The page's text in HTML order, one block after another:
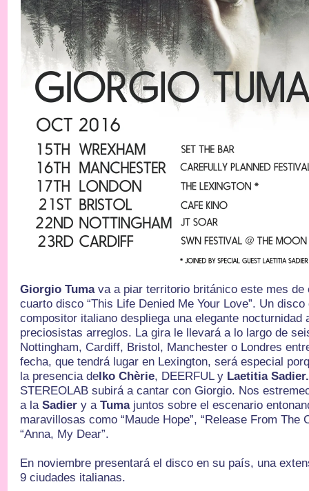
Giorgio Tumava a piar territorio británico este mes
cuarto disco “This Life Denied Me Your Love”. Un
compositor italiano despliega una elegante nocturnidad
preciosistas arreglos. La gira le llevará a lo largo de
Nottingham, Cardiff, Bristol, Manchester o Londres
fecha, que tendrá lugar en Lexington, será especial
la presencia deIko Chèrie, DEERFUL y Laetitia Sadier.
STEREOLAB subirá a cantar con Giorgio. Nos
a laSadier y aTumajuntos sobre el escenario
maravillosas como “Maude Hope”, “Release From The
“Anna, My Dear”.
En noviembre presentará el disco en su país, una
9 ciudades italianas.